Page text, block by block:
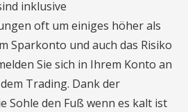
inklusive
oft um einiges höher als
Sparkonto und auch das Risiko
Sie sich in Ihrem Konto an
Trading. Dank der
Sohle den Fuß wenn es kalt ist